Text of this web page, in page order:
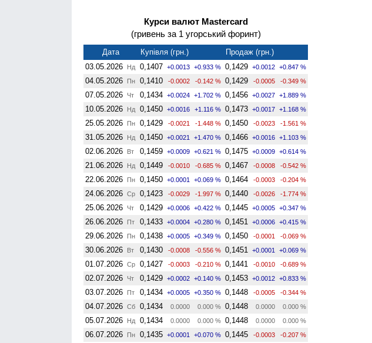
Курси валют Mastercard
(гривень за 1 угорський форинт)
Дата Купівля (грн.)
Продаж (грн.)
03.05.2026
Нд 0,1407 +0.0013 +0.933 % 0,1429 +0.0012 +0.847 %
04.05.2026 Пн 0,1410 -0.0002 -0.142 % 0,1429 -0.0005 -0.349 %
07.05.2026 Чт 0,1434 +0.0024 +1.702 % 0,1456 +0.0027 +1.889 %
10.05.2026 Нд 0,1450 +0.0016 +1.116 % 0,1473 +0.0017 +1.168 %
25.05.2026 Пн 0,1429 -0.0021 -1.448 % 0,1450 -0.0023 -1.561 %
31.05.2026 Нд 0,1450 +0.0021 +1.470 % 0,1466 +0.0016 +1.103 %
02.06.2026 Вт 0,1459 +0.0009 +0.621 % 0,1475 +0.0009 +0.614 %
21.06.2026 Нд 0,1449 -0.0010 -0.685 % 0,1467 -0.0008 -0.542 %
22.06.2026 Пн 0,1450 +0.0001 +0.069 % 0,1464 -0.0003 -0.204 %
24.06.2026 Ср 0,1423 -0.0029 -1.997 % 0,1440 -0.0026 -1.774 %
25.06.2026 Чт 0,1429 +0.0006 +0.422 % 0,1445 +0.0005 +0.347 %
26.06.2026 Пт 0,1433 +0.0004 +0.280 % 0,1451 +0.0006 +0.415 %
29.06.2026 Пн 0,1438 +0.0005 +0.349 % 0,1450 -0.0001 -0.069 %
30.06.2026 Вт 0,1430 -0.0008 -0.556 % 0,1451 +0.0001 +0.069 %
01.07.2026 Ср 0,1427 -0.0003 -0.210 % 0,1441 -0.0010 -0.689 %
02.07.2026 Чт 0,1429 +0.0002 +0.140 % 0,1453 +0.0012 +0.833 %
03.07.2026 Пт 0,1434 +0.0005 +0.350 % 0,1448 -0.0005 -0.344 %
04.07.2026 Сб 0,1434 0.0000 0.000 % 0,1448 0.0000 0.000 %
05.07.2026 Нд 0,1434 0.0000 0.000 % 0,1448 0.0000 0.000 %
06.07.2026 Пн 0,1435 +0.0001 +0.070 % 0,1445 -0.0003 -0.207 %